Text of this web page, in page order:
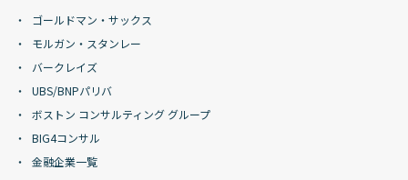
ゴールドマン・サックス
モルガン・スタンレー
バークレイズ
UBS/BNPパリバ
ボストン コンサルティング グループ
BIG4コンサル
金融企業一覧